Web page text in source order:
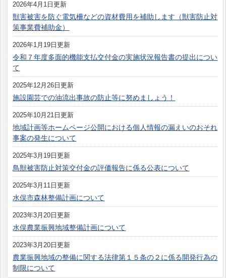
2026年4月1日更新
獣害被害を防ぐ電気柵などの資材費用を補助します（獣害防止対
策事業費補助金）
2026年1月19日更新
令和７年度多面的機能支払交付金の実施状況報告書の提出につい
て
2025年12月26日更新
施設園芸での油流出事故の防止等に努めましょう！
2025年10月21日更新
地域計画等ホームページ公開における個人情報の漏えいのおそれ
事案の発生について
2025年3月19日更新
鳥獣被害防止対策交付金の評価報告に係る公表について
2025年3月11日更新
水俣市森林整備計画について
2023年3月20日更新
水俣農業振興地域整備計画について
2023年3月20日更新
農業振興地域の整備に関する法律第１５条の２に係る開発行為の
制限について